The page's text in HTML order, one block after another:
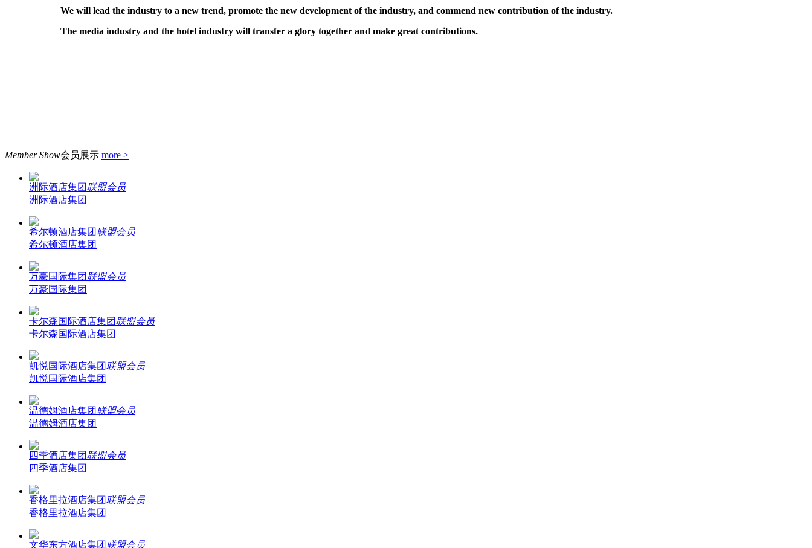
We will lead the industry to a new trend, promote the new development of the industry, and commend new contribution of the industry.
The media industry and the hotel industry will transfer a glory together and make great contributions.
Member Show会员展示 more >
洲际酒店集团联盟会员
洲际酒店集团
希尔顿酒店集团联盟会员
希尔顿酒店集团
万豪国际集团联盟会员
万豪国际集团
卡尔森国际酒店集团联盟会员
卡尔森国际酒店集团
凯悦国际酒店集团联盟会员
凯悦国际酒店集团
温德姆酒店集团联盟会员
温德姆酒店集团
四季酒店集团联盟会员
四季酒店集团
香格里拉酒店集团联盟会员
香格里拉酒店集团
文华东方酒店集团联盟会员